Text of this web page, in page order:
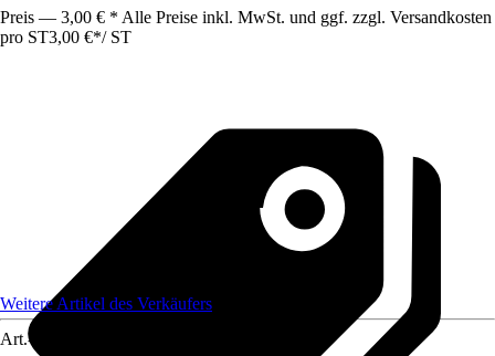
Preis — 3,00 € * Alle Preise inkl. MwSt. und ggf. zzgl. Versandkosten
pro ST3,00 €*/ ST
Weitere Artikel des Verkäufers
Art.-Nr.